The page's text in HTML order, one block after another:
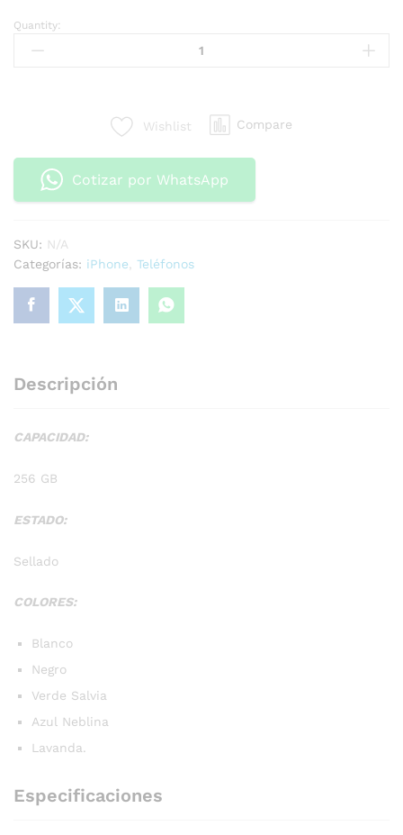
Quantity:
Wishlist Compare
Cotizar por WhatsApp
SKU: N/A
Categorías: iPhone Teléfonos
Descripción
CAPACIDAD:
256 GB
ESTADO:
Sellado
COLORES:
Blanco
Negro
Verde Salvia
Azul Neblina
Lavanda.
Especificaciones